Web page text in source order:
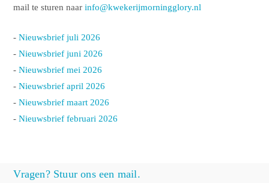
mail te sturen naarinfo@kwekerijmorningglory.nl
-Nieuwsbrief juli 2026
-Nieuwsbrief juni 2026
-Nieuwsbrief mei 2026
-Nieuwsbrief april 2026
-Nieuwsbrief maart 2026
-Nieuwsbrief februari 2026
Vragen? Stuur ons een mail.